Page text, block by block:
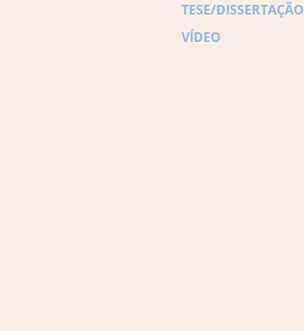
TESE/DISSERTAÇÃO
VÍDEO